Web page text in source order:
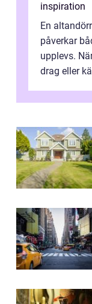
inspiration
En
påverkar
upplevs.
drag eller